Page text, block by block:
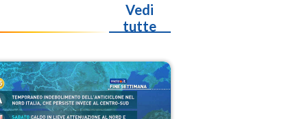
Vedi
tutte